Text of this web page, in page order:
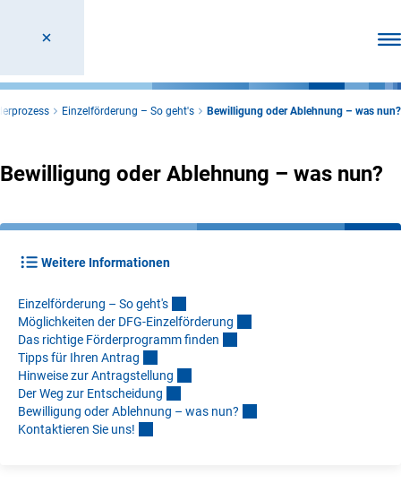
Einzelförderung – So geht's Bewilligung oder Ablehnung – was nun?
Bewilligung oder Ablehnung – was nun?
Weitere Informationen
Einzelförderung – So geht's
Möglichkeiten der DFG-Einzelförderung
Das richtige Förderprogramm finden
Tipps für Ihren Antrag
Hinweise zur Antragstellung
Der Weg zur Entscheidung
Bewilligung oder Ablehnung – was nun?
Kontaktieren Sie uns!